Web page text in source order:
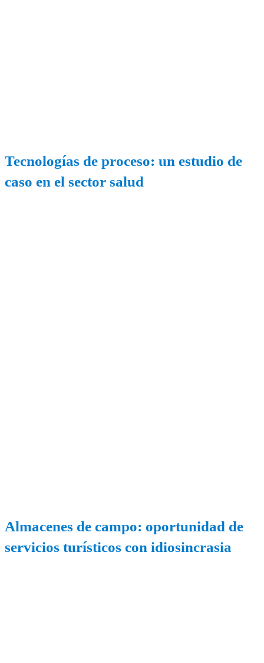
Tecnologías de proceso: un estudio de
caso en el sector salud
Almacenes de campo: oportunidad de
servicios turísticos con idiosincrasia